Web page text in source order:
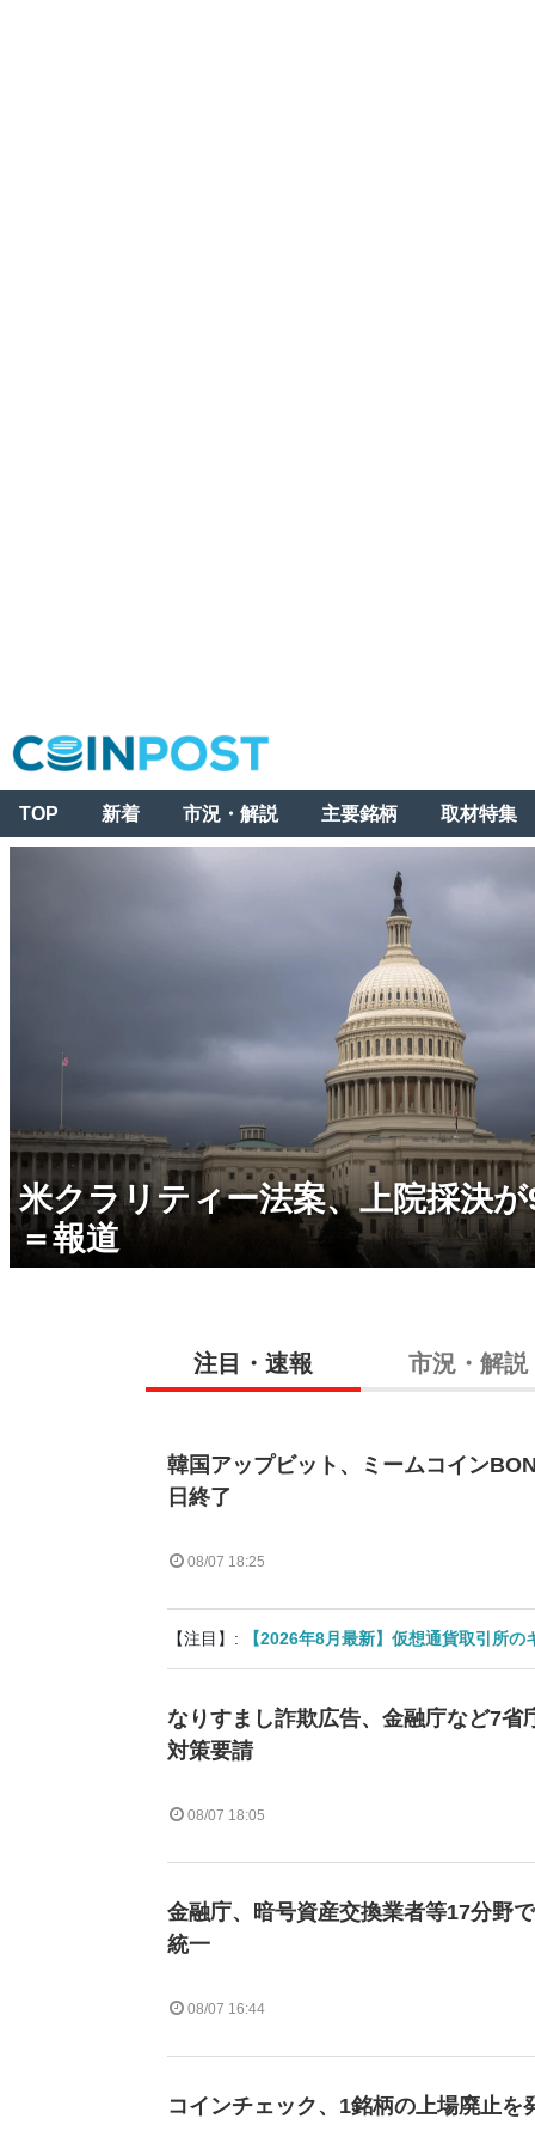
TOP 新着 市況・解説 主要銘柄 取材特集
米クラリティー法案、上院採決
＝報道
注目・速報 市況・解説
韓国アップビット、ミームコイン
日終了
08/07 18:25
【注目】: 【2026年8月最新】仮想通貨取引所
なりすまし詐欺広告、金融庁など7省
対策要請
08/07 18:05
金融庁、暗号資産交換業者等17分野
統一
08/07 16:44
コインチェック、1銘柄の上場廃止を